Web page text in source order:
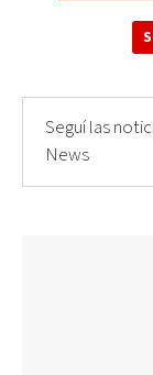
Seguí las
News